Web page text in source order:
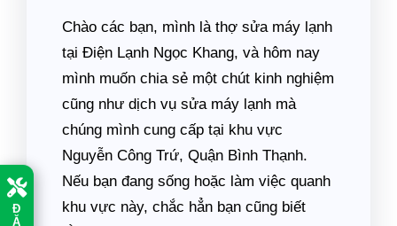
Đ
Ặ
Chào các bạn, mình là thợ sửa máy lạnh
tại Điện Lạnh Ngọc Khang, và hôm nay
mình muốn chia sẻ một chút kinh nghiệm
cũng như dịch vụ sửa máy lạnh mà
chúng mình cung cấp tại khu vực
Nguyễn Công Trứ, Quận Bình Thạnh.
Nếu bạn đang sống hoặc làm việc quanh
khu vực này, chắc hẳn bạn cũng biết